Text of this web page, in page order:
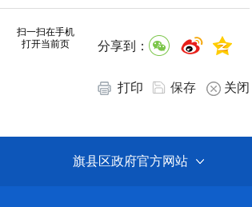
扫一扫在手机
打开当前页
分享到：
打印 保存 关闭
旗县区政府官方网站